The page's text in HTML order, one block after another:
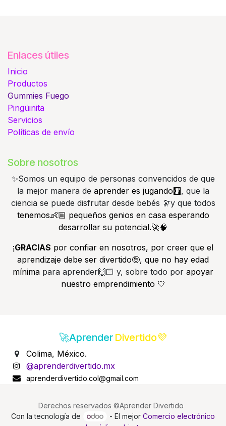
Enlaces útiles
Inicio
Productos
Gummies Fuego
Pingüinita
Servicios
Políticas de envío
Sobre nosotros
✨️Somos un equipo de personas convencidos de que
la mejor manera de aprender es jugando🧮, que la
ciencia se puede disfrutar desde bebés 🔭y que todos
tenemos👶🏼 pequeños genios en casa esperando
desarrollar su potencial.🚀🧠
¡GRACIAS por confiar en nosotros, por creer que el
aprendizaje debe ser divertido🤪, que no hay edad
mínima para aprender🙌🏻 y, sobre todo por apoyar
nuestro emprendimiento 🤍
🚀Aprender Divertido💜
Colima, México.
@aprenderdivertido.mx
aprenderdivertido.col@gmail.com
Derechos reservados ©Aprender Divertido
Con la tecnología de
- El mejor Comercio electrónico